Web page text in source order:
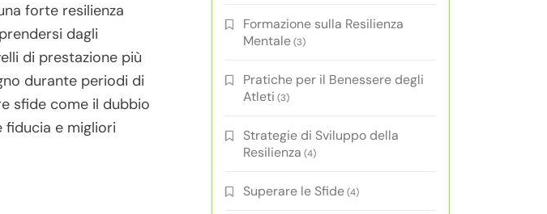
forte resilienza
dagli
di prestazione più
durante periodi di
sfide come il dubbio
fiducia e migliori
Formazione sulla Resilienza
Mentale(3)
Pratiche per il Benessere degli
Atleti (3)
Strategie di Sviluppo della
Resilienza (4)
Superare le Sfide(4)